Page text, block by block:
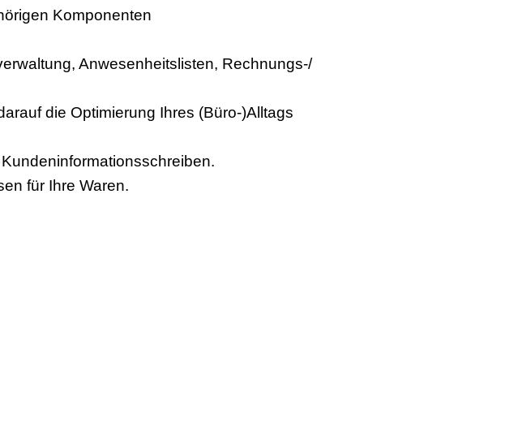
Komponenten
Anwesenheitslisten, Rechnungs-/
die Optimierung Ihres (Büro-)Alltags
für Ihre Waren.